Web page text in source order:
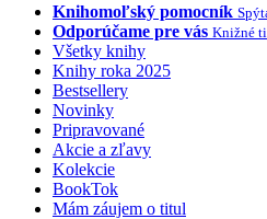
Knihomoľský pomocník
Odporúčame pre vás Knižné
Všetky knihy
Knihy roka 2025
Bestsellery
Novinky
Pripravované
Akcie a zľavy
Kolekcie
BookTok
Mám záujem o titul